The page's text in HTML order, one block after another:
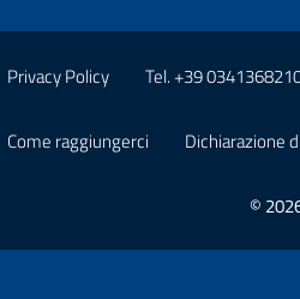
Privacy Policy Tel. +39
Come raggiungerci Dichiarazione
©